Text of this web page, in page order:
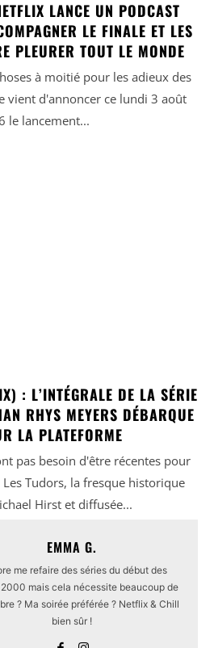
LANCE UN PODCAST
LE FINALE ET LES
PLEURER TOUT LE MONDE
à moitié pour les adieux des
vient d'annoncer ce lundi 3 août
le lancement...
: L’INTÉGRALE DE LA SÉRIE
RHYS MEYERS DÉBARQUE
LA PLATEFORME
pas besoin d'être récentes pour
Tudors, la fresque historique
Hirst et diffusée...
EMMA G.
me refaire des séries du début des
mais cela nécessite beaucoup de
? Ma soirée préférée ? Netflix & Chill
bien sûr !